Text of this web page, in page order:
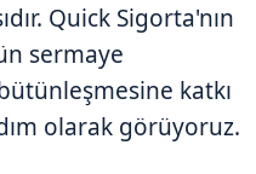
Quick Sigorta'nın
sermaye
katkı
olarak görüyoruz.